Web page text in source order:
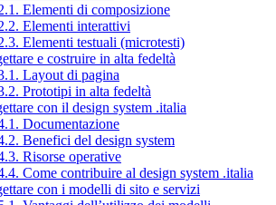
Elementi di composizione
Elementi interattivi
Elementi testuali (microtesti)
e costruire in alta fedeltà
Layout di pagina
Prototipi in alta fedeltà
con il design system .italia
Documentazione
Benefici del design system
Risorse operative
Come contribuire al design system .italia
con i modelli di sito e servizi